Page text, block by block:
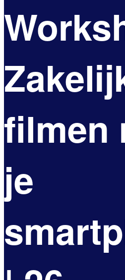
filmen
je